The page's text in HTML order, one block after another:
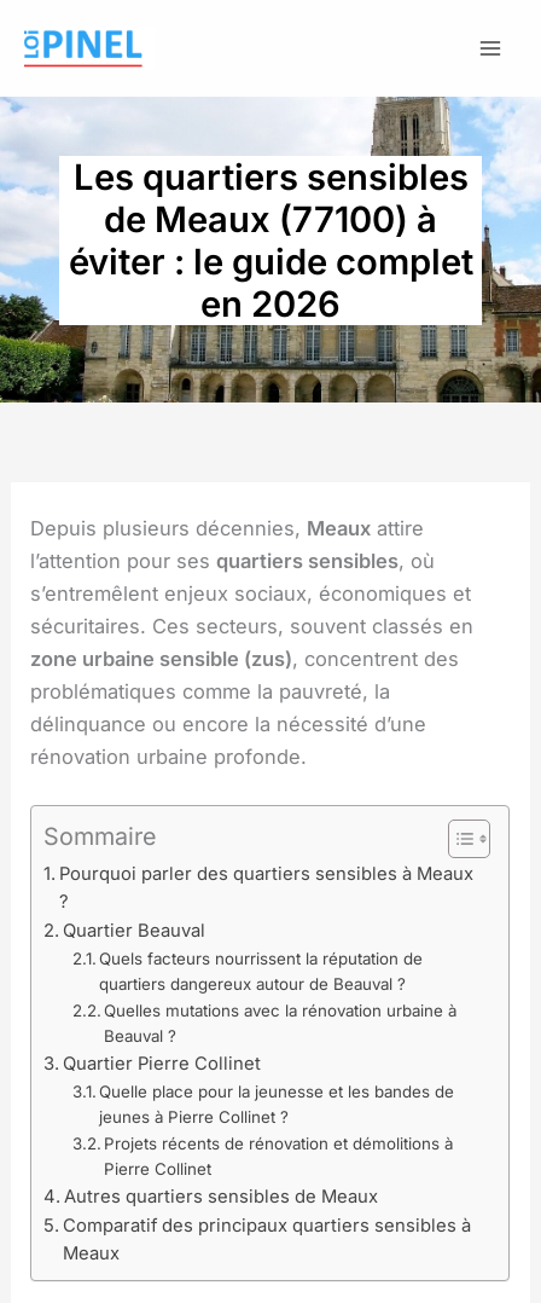
Les quartiers sensibles
de Meaux (77100) à
éviter : le guide complet
en 2026
Depuis plusieurs décennies, Meaux attire
l’attention pour sesquartiers sensibles, où
s’entremêlent enjeux sociaux, économiques et
sécuritaires. Ces secteurs, souvent classés en
zone urbaine sensible (zus), concentrent des
problématiques comme la pauvreté, la
délinquance ou encore la nécessité d’une
rénovation urbaine profonde.
Sommaire
Pourquoi parler des quartiers sensibles à Meaux
?
Quartier Beauval
Quels facteurs nourrissent la réputation de
quartiers dangereux autour de Beauval ?
Quelles mutations avec la rénovation urbaine à
Beauval ?
Quartier Pierre Collinet
Quelle place pour la jeunesse et les bandes de
jeunes à Pierre Collinet ?
Projets récents de rénovation et démolitions à
Pierre Collinet
Autres quartiers sensibles de Meaux
Comparatif des principaux quartiers sensibles à
Meaux